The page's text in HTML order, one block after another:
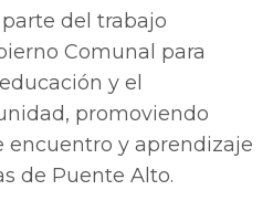
del trabajo
Comunal para
y el
promoviendo
encuentro y aprendizaje
de Puente Alto.